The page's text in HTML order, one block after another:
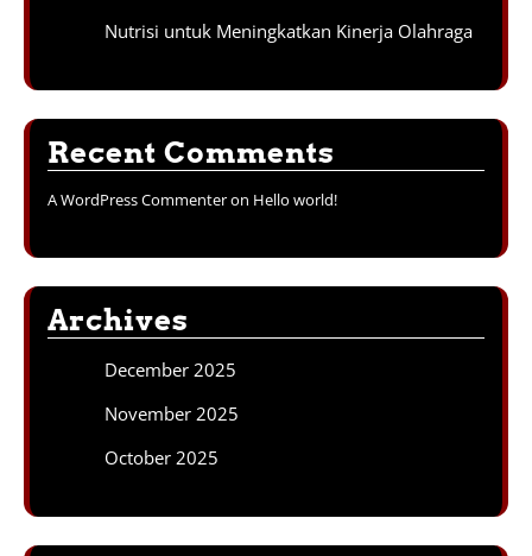
Nutrisi untuk Meningkatkan Kinerja Olahraga
Recent Comments
A WordPress Commenteron Hello world!
Archives
December 2025
November 2025
October 2025